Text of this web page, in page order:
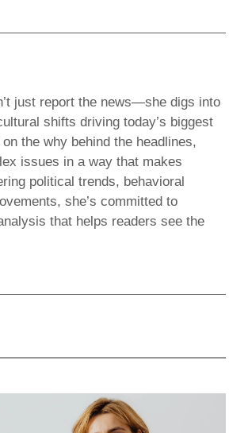
just report the news—she digs into
shifts driving today’s biggest
the why behind the headlines,
issues in a way that makes
political trends, behavioral
she’s committed to
that helps readers see the